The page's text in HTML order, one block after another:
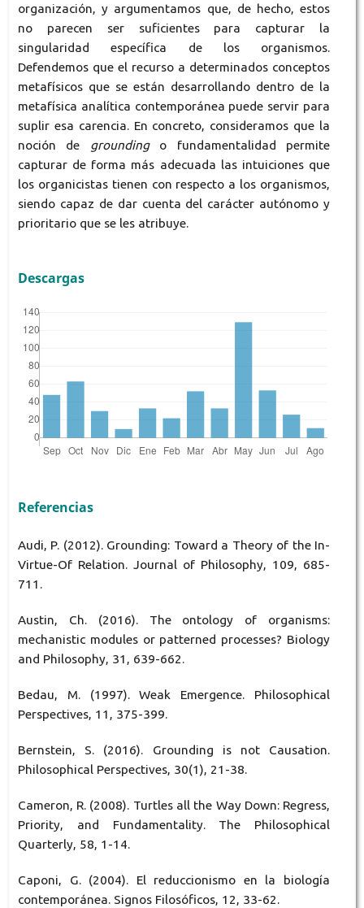
organización, y argumentamos que, de hecho, estos
no parecen ser suficientes para capturar la
singularidad específica de los organismos.
Defendemos que el recurso a determinados conceptos
metafísicos que se están desarrollando dentro de la
metafísica analítica contemporánea puede servir para
suplir esa carencia. En concreto, consideramos que la
noción de grounding o fundamentalidad permite
capturar de forma más adecuada las intuiciones que
los organicistas tienen con respecto a los organismos,
siendo capaz de dar cuenta del carácter autónomo y
prioritario que se les atribuye.
Descargas
Referencias
Audi, P. (2012). Grounding: Toward a Theory of the In-
Virtue-Of Relation. Journal of Philosophy, 109, 685-
711.
Austin, Ch. (2016). The ontology of organisms:
mechanistic modules or patterned processes? Biology
and Philosophy, 31, 639-662.
Bedau, M. (1997). Weak Emergence. Philosophical
Perspectives, 11, 375-399.
Bernstein, S. (2016). Grounding is not Causation.
Philosophical Perspectives, 30(1), 21-38.
Cameron, R. (2008). Turtles all the Way Down: Regress,
Priority, and Fundamentality. The Philosophical
Quarterly, 58, 1-14.
Caponi, G. (2004). El reduccionismo en la biología
contemporánea. Signos Filosóficos, 12, 33-62.